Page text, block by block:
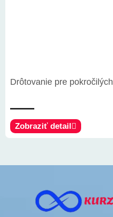
Drôtovanie pre pokročilých
Zobraziť detail